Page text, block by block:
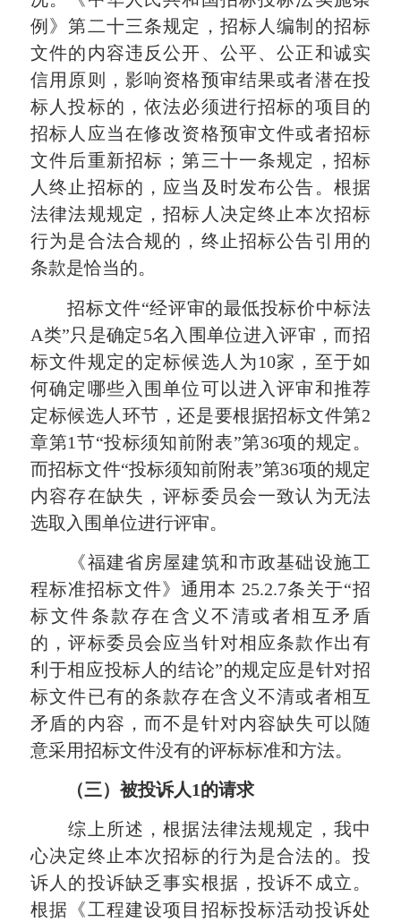
例》第二十三条规定，招标人编制的招标
文件的内容违反公开、公平、公正和诚实
信用原则，影响资格预审结果或者潜在投
标人投标的，依法必须进行招标的项目的
招标人应当在修改资格预审文件或者招标
文件后重新招标；第三十一条规定，招标
人终止招标的，应当及时发布公告。根据
法律法规规定，招标人决定终止本次招标
行为是合法合规的，终止招标公告引用的
条款是恰当的。
招标文件“经评审的最低投标价中标法
A类”只是确定5名入围单位进入评审，而招
标文件规定的定标候选人为10家，至于如
何确定哪些入围单位可以进入评审和推荐
定标候选人环节，还是要根据招标文件第2
章第1节“投标须知前附表”第36项的规定。
而招标文件“投标须知前附表”第36项的规定
内容存在缺失，评标委员会一致认为无法
选取入围单位进行评审。
《福建省房屋建筑和市政基础设施工
程标准招标文件》通用本 25.2.7条关于“招
标文件条款存在含义不清或者相互矛盾
的，评标委员会应当针对相应条款作出有
利于相应投标人的结论”的规定应是针对招
标文件已有的条款存在含义不清或者相互
矛盾的内容，而不是针对内容缺失可以随
意采用招标文件没有的评标标准和方法。
（三）被投诉人1的请求
综上所述，根据法律法规规定，我中
心决定终止本次招标的行为是合法的。投
诉人的投诉缺乏事实根据，投诉不成立。
根据《工程建设项目招标投标活动投诉处